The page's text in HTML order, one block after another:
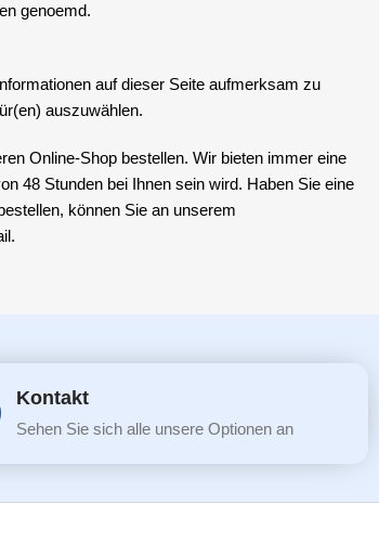
genoemd.
auf dieser Seite aufmerksam zu
auszuwählen.
Online-Shop bestellen. Wir bieten immer eine
48 Stunden bei Ihnen sein wird. Haben Sie eine
können Sie an unserem
Kontakt
Sehen Sie sich alle unsere Optionen an